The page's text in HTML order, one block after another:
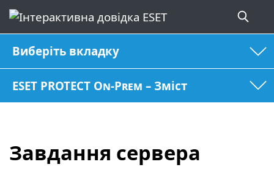
Виберіть вкладку
ESET PROTECT On-Prem – Зміст
Завдання сервера